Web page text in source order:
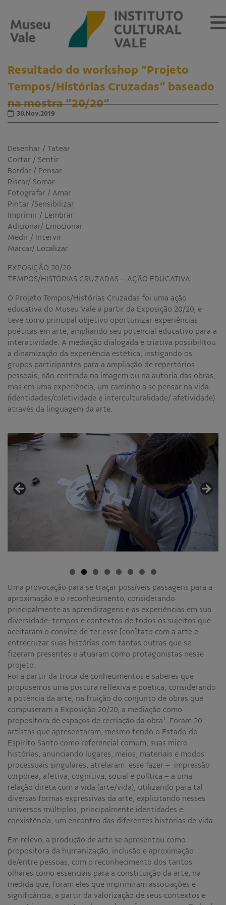
Sobre
O Museu
Sobre o Instituto Cultural Vale
Estrutura Organizacional
Centro de Memória
Programação
Notícias
Educativo
Programa Aprendiz
Workshops
Editais
Fale conosco
Resultado do workshop ”Projeto
Tempos/Histórias Cruzadas” baseado
na mostra “20/20”
30.Nov.2019
Desenhar / Tatear
Cortar / Sentir
Bordar / Pensar
Riscar/ Somar
Fotografar / Amar
Pintar /Sensibilizar
Imprimir / Lembrar
Adicionar/ Emocionar
Medir / Intervir
Marcar/ Localizar
EXPOSIÇÃO 20/20
TEMPOS/HISTÓRIAS CRUZADAS – AÇÃO EDUCATIVA
O Projeto Tempos/Histórias Cruzadas foi uma ação
educativa do Museu Vale a partir da Exposição 20/20, e
teve como principal objetivo oportunizar experiências
poéticas em arte, ampliando seu potencial educativo para a
interatividade. A mediação dialogada e criativa possibilitou
a dinamização da experiência estética, instigando os
grupos participantes para a ampliação de repertórios
pessoais, não centrada na imagem ou na autoria das obras,
mas em uma experiência, um caminho a se pensar na vida
(identidades/coletividade e interculturalidade/ afetividade)
através da linguagem da arte.
Uma provocação para se traçar possíveis passagens para a
aproximação e o reconhecimento, considerando
principalmente as aprendizagens e as experiências em sua
diversidade: tempos e contextos de todos os sujeitos que
aceitaram o convite de ter esse [con]tato com a arte e
entrecruzar suas histórias com tantas outras que se
fizeram presentes e atuaram como protagonistas nesse
projeto.
Foi a partir da troca de conhecimentos e saberes que
propusemos uma postura reflexiva e poética, considerando
a potência da arte, na fruição do conjunto de obras que
compuseram a Exposição 20/20, a mediação como
propositora de espaços de recriação da obra¹. Foram 20
artistas que apresentaram, mesmo tendo o Estado do
Espírito Santo como referencial comum, suas micro
histórias, anunciando lugares, meios, materiais e modos
processuais singulares, atrelaram esse fazer – impressão
corpórea, afetiva, cognitiva, social e política – a uma
relação direta com a vida (arte/vida), utilizando para tal
diversas formas expressivas da arte, explicitando nesses
universos múltiplos, principalmente identidades e
coexistência, um encontro das diferentes histórias de vida.
Em relevo, a produção de arte se apresentou como
propositora da humanização, inclusão e aproximação
de/entre pessoas, com o reconhecimento dos tantos
olhares como essenciais para a constituição da arte, na
medida que, foram eles que imprimiram associações e
significância, a partir da valorização de seus contextos e